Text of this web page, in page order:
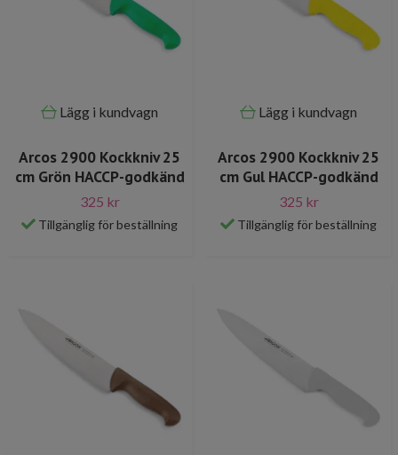
Lägg i kundvagn
Arcos 2900 Kockkniv 25
cm Grön HACCP-godkänd
325 kr
Tillgänglig för beställning
Lägg i kundvagn
Arcos 2900 Kockkniv 25
cm Gul HACCP-godkänd
325 kr
Tillgänglig för beställning